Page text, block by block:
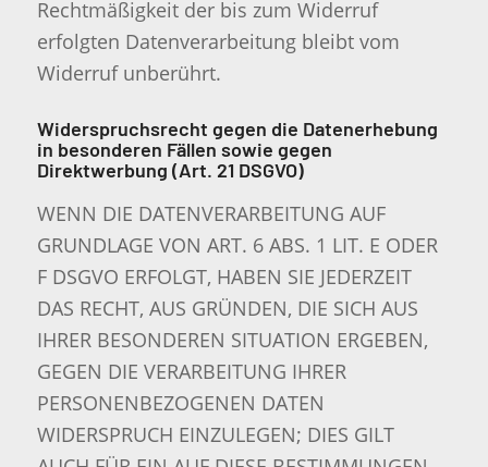
Rechtmäßigkeit der bis zum Widerruf
erfolgten Datenverarbeitung bleibt vom
Widerruf unberührt.
Widerspruchsrecht gegen die Datenerhebung
in besonderen Fällen sowie gegen
Direktwerbung (Art. 21 DSGVO)
WENN DIE DATENVERARBEITUNG AUF
GRUNDLAGE VON ART. 6 ABS. 1 LIT. E ODER
F DSGVO ERFOLGT, HABEN SIE JEDERZEIT
DAS RECHT, AUS GRÜNDEN, DIE SICH AUS
IHRER BESONDEREN SITUATION ERGEBEN,
GEGEN DIE VERARBEITUNG IHRER
PERSONENBEZOGENEN DATEN
WIDERSPRUCH EINZULEGEN; DIES GILT